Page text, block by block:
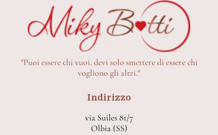
"Puoi essere chi vuoi, devi solo smettere di essere chi
vogliono gli altri."
Indirizzo
via Suiles 81/7
Olbia (SS)